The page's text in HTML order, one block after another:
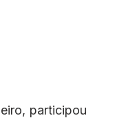
participou